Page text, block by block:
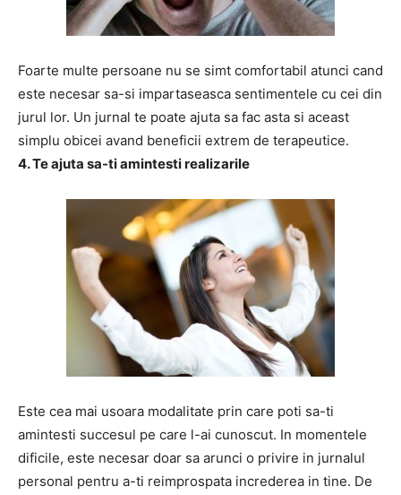
Foarte multe persoane nu se simt comfortabil atunci cand
este necesar sa-si impartaseasca sentimentele cu cei din
jurul lor. Un jurnal te poate ajuta sa fac asta si aceast
simplu obicei avand beneficii extrem de terapeutice.
4. Te ajuta sa-ti amintesti realizarile
Este cea mai usoara modalitate prin care poti sa-ti
amintesti succesul pe care l-ai cunoscut. In momentele
dificile, este necesar doar sa arunci o privire in jurnalul
personal pentru a-ti reimprospata increderea in tine. De